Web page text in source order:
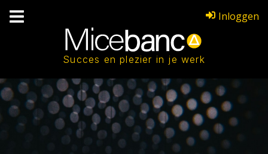
Inloggen
Succes en plezier in je werk